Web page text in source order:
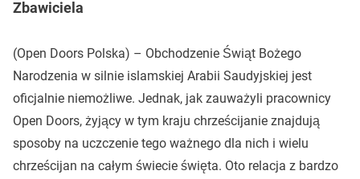
Zbawiciela
(Open Doors Polska) – Obchodzenie Świąt Bożego
Narodzenia w silnie islamskiej Arabii Saudyjskiej jest
oficjalnie niemożliwe. Jednak, jak zauważyli pracownicy
Open Doors, żyjący w tym kraju chrześcijanie znajdują
sposoby na uczczenie tego ważnego dla nich i wielu
chrześcijan na całym świecie święta. Oto relacja z bardzo